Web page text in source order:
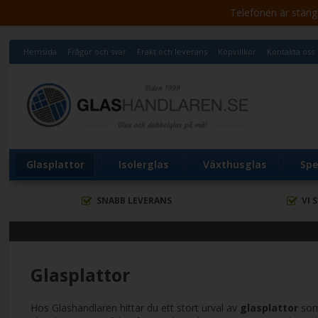
Telefonen är
Hemsida Frågor och svar Frakt och leverans Köpvillkor Kontakta oss
Glasplattor Isolerglas Växthusglas
SNABB LEVERANS VI
Glasplattor
Hos Glashandlaren hittar du ett stort urval av glasplattor